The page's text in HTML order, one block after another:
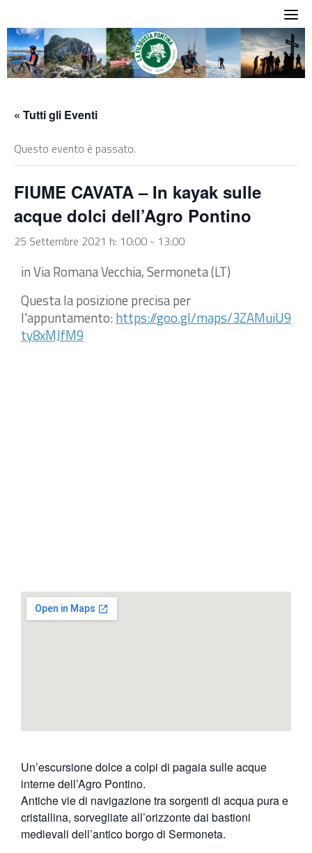
to
content
« Tutti gli Eventi
Questo evento è passato.
FIUME CAVATA – In kayak sulle
acque dolci dell’Agro Pontino
25 Settembre 2021 h: 10:00 - 13:00
in Via Romana Vecchia, Sermoneta (LT)
Questa la posizione precisa per
l'appuntamento: https://goo.gl/maps/3ZAMuiU9
ty8xMJfM9
Un’escursione dolce a colpi di pagaia sulle acque
interne dell’Agro Pontino.
Antiche vie di navigazione tra sorgenti di acqua pura e
cristallina, sorvegliate all’orizzonte dai bastioni
medievali dell’antico borgo di Sermoneta.